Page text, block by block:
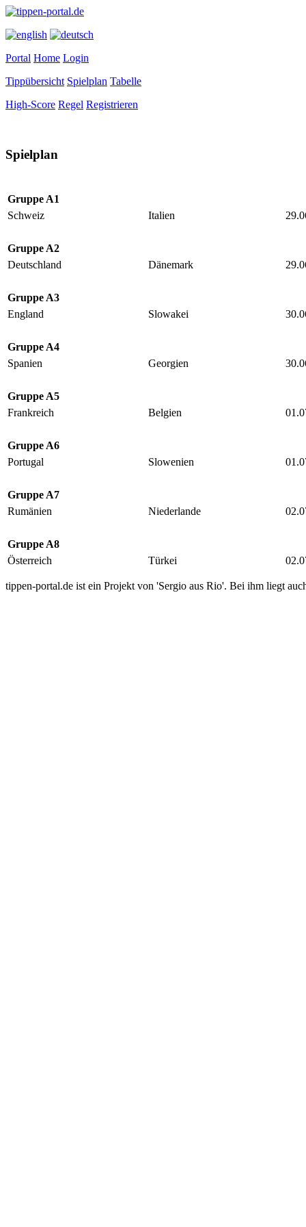
Portal Home Login
Tippübersicht Spielplan Tabelle
High-Score Regel Registrieren
Spielplan
Gruppe A1
Schweiz
Italien
Gruppe A2
Deutschland
Dänemark
Gruppe A3
England
Slowakei
Gruppe A4
Spanien
Georgien
Gruppe A5
Frankreich
Belgien
Gruppe A6
Portugal
Slowenien
Gruppe A7
Rumänien
Niederlande
Gruppe A8
Österreich
Türkei
tippen-portal.de ist ein Projekt von 'Sergio aus Rio'. Bei ihm liegt